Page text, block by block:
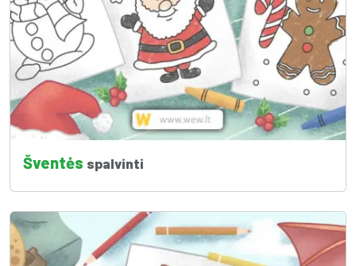
Šventės spalvinti